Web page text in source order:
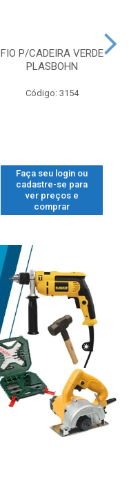
FIO P/CADEIRA VERDE
PLASBOHN
Código: 3154
Faça seu login ou
cadastre-se para
ver preços e
comprar